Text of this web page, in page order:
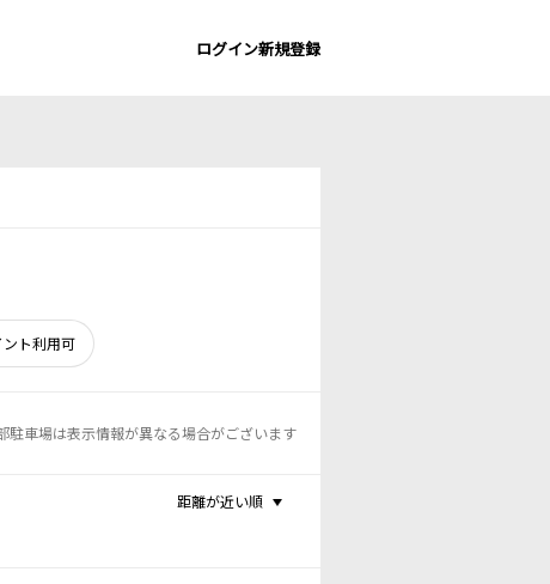
ログイン新規登録
ト利用可
駐車場は表示情報が異なる場合がございます
距離が近い順